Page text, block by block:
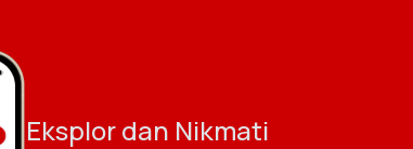
Eksplor dan Nikmati